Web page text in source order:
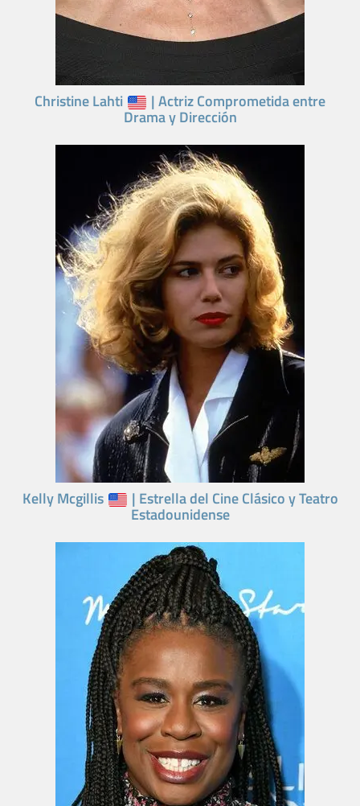
Christine Lahti | Actriz Comprometida entre
Drama y Dirección
Kelly Mcgillis | Estrella del Cine Clásico y Teatro
Estadounidense